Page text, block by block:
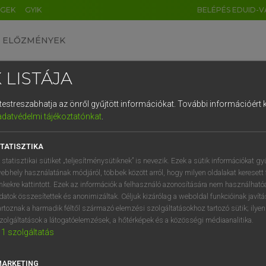
GYIK BELÉPÉS EDUID-
ELŐZMÉNYEK
szótár
VAN ELŐFIZETÉSED?
megtekintéséhez.
LISTÁJA
az önről gyűjtött információkat. További információért
tájékoztatónkat.
statisztikai sütiket „teljesítménysütiknek” is nevezik. Ezek a sütik információkat
használatának módjáról, többek között arról, hogy milyen oldalakat keresett
kattintott. Ezek az információk a felhasználó azonosítására nem
összesítettek és anonimizáltak. Céljuk kizárólag a weboldal funkcióinak
a harmadik féltől származó elemzési szolgáltatásokhoz tartozó sütik;
a látogatóelemzések, a hőtérképek és a közösségi médiaanalitika.
1 szolgáltatás
DE CN FR ES IT NL
1 2 3 4 5 6 7 8 9
q w e r t z u i
a s d f g h j k l é
í y x c v b n m , .